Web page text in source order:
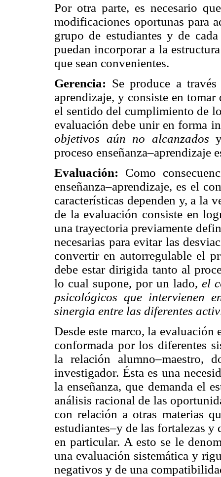
Por otra parte, es necesario
modificaciones oportunas para
grupo de estudiantes y de
puedan incorporar a la
que sean convenientes.
Gerencia: Se produce a
aprendizaje, y consiste en
el sentido del cumplimiento de
evaluación debe unir en forma
objetivos aún no alcanzados
proceso enseñanza–aprendizaje
Evaluación: Como
enseñanza–aprendizaje, es el
características dependen y, a la
de la evaluación consiste en
una trayectoria previamente
necesarias para evitar las
convertir en autorregulable el
debe estar dirigida tanto al
lo cual supone, por un lado, el
psicológicos que intervienen
sinergia entre las diferentes
Desde este marco, la evaluación
conformada por los diferentes
la relación alumno–maestro,
investigador. Ésta es una
la enseñanza, que demanda el
análisis racional de las
con relación a otras materias
estudiantes–y de las fortalezas
en particular. A esto se le
una evaluación sistemática y
negativos y de una